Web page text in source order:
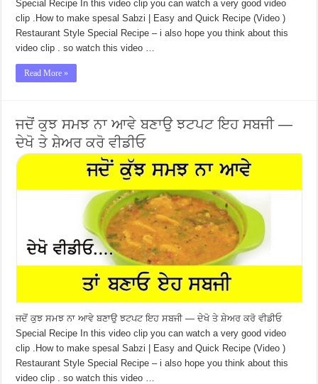
Special Recipe In this video clip you can watch a very good video
clip .How to make spesal Sabzi | Easy and Quick Recipe (Video )
Restaurant Style Special Recipe – i also hope you think about this
video clip . so watch this video …
Read More »
ਜਦੋਂ ਕੁਝ ਸਮਝ ਨਾ ਆਵੇ ਬਣਾਉ ਝਟਪਟ ਇਹ ਸਬਜੀ —
ਦੇਖੋ ਤੇ ਸ਼ੇਅਰ ਕਰੋ ਵੀਡੀਓ
ਜਦੋਂ ਕੁਝ ਸਮਝ ਨਾ ਆਵੇ ਬਣਾਉ ਝਟਪਟ ਇਹ ਸਬਜੀ — ਦੇਖੋ ਤੇ ਸ਼ੇਅਰ ਕਰੋ ਵੀਡੀਓ
Special Recipe In this video clip you can watch a very good video
clip .How to make spesal Sabzi | Easy and Quick Recipe (Video )
Restaurant Style Special Recipe – i also hope you think about this
video clip . so watch this video …